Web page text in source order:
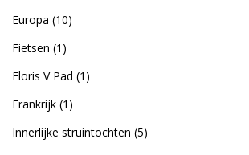
Europa (10)
Fietsen (1)
Floris V Pad (1)
Frankrijk (1)
Innerlijke struintochten (5)